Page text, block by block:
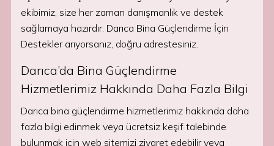
ekibimiz, size her zaman danışmanlık ve destek
sağlamaya hazırdır. Darıca Bina Güçlendirme İçin
Destekler arıyorsanız, doğru adrestesiniz.
Darıca’da Bina Güçlendirme
Hizmetlerimiz Hakkında Daha Fazla Bilgi
Darıca bina güçlendirme hizmetlerimiz hakkında daha
fazla bilgi edinmek veya ücretsiz keşif talebinde
bulunmak için web sitemizi ziyaret edebilir veya